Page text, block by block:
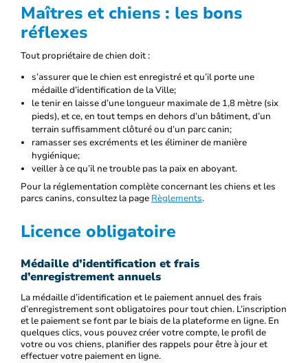
Maîtres et chiens : les bons
réflexes
Tout propriétaire de chien doit :
s’assurer que le chien est enregistré et qu’il porte une
médaille d’identification de la Ville;
le tenir en laisse d’une longueur maximale de 1,8 mètre (six
pieds), et ce, en tout temps en dehors d’un bâtiment, d’un
terrain suffisamment clôturé ou d’un parc canin;
ramasser ses excréments et les éliminer de manière
hygiénique;
veiller à ce qu’il ne trouble pas la paix en aboyant.
Pour la réglementation complète concernant les chiens et les
parcs canins, consultez la page Règlements.
Licence obligatoire
Médaille d’identification et frais
d’enregistrement annuels
La médaille d’identification et le paiement annuel des frais
d’enregistrement sont obligatoires pour tout chien. L’inscription
et le paiement se font par le biais de la plateforme en ligne. En
quelques clics, vous pouvez créer votre compte, le profil de
votre ou vos chiens, planifier des rappels pour être à jour et
effectuer votre paiement en ligne.